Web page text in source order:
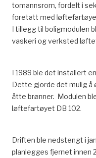
tomannsrom, fordelt i
foretatt med
I tillegg til boligmodulen
vaskeri og verksted
I 1989 ble det installert
Dette gjorde det mulig
åtte brønner. Modulen
løftefartøyet DB 102.
Driften ble nedstengt i
planlegges fjernet innen